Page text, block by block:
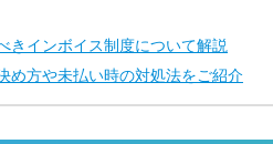
きインボイス制度について解説
め方や未払い時の対処法をご紹介